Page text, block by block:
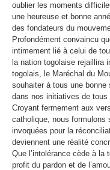
oublier les moments
une heureuse et bonne
des fondateurs du
Profondément convaincu
intimement lié à celui de
la nation togolaise rejaillira
togolais, le Maréchal du
souhaiter à tous une
dans nos initiatives de tous
Croyant fermement aux
catholique, nous formulons
invoquées pour la
deviennent une réalité
Que l’intolérance cède à la
profit du pardon et de